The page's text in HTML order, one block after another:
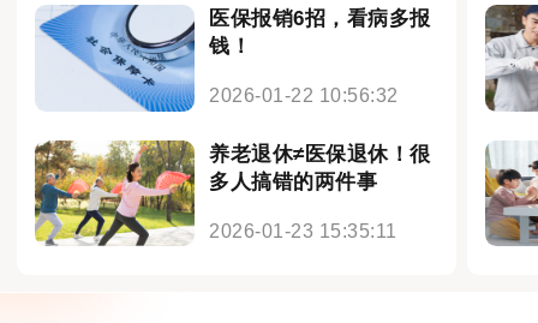
医保报销6招，看病多报
钱！
2026-01-22 10:56:32
养老退休≠医保退休！很
多人搞错的两件事
2026-01-23 15:35:11